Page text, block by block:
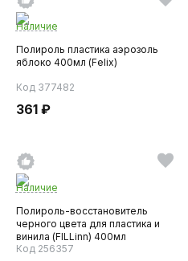
Наличие
Полироль пластика аэрозоль
яблоко 400мл (Felix)
Код 377482
361 ₽
Наличие
Полироль-восстановитель
черного цвета для пластика и
винила (FILLinn) 400мл
Код 256357